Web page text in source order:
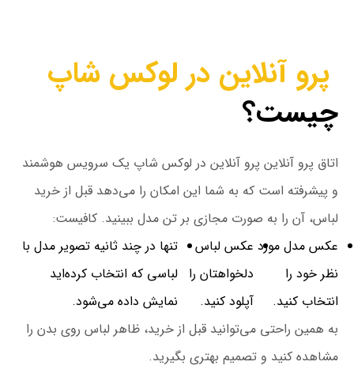
پرو آنلاین در لوکس شاپ
چیست؟
اتاق پرو آنلاین پرو آنلاین در لوکس شاپ یک سرویس هوشمند
و پیشرفته است که به شما این امکان را می‌دهد قبل از خرید
لباس، آن را به صورت مجازی بر تن مدل ببینید. کافیست:
عکس مدل مورد
نظر خود را
انتخاب کنید.
عکس لباس
دلخواهتان را
آپلود کنید.
تنها در چند ثانیه تصویر مدل با
لباسی که انتخاب کرده‌اید
نمایش داده می‌شود.
به همین راحتی می‌توانید قبل از خرید، ظاهر لباس روی بدن را
مشاهده کنید و تصمیم بهتری بگیرید.